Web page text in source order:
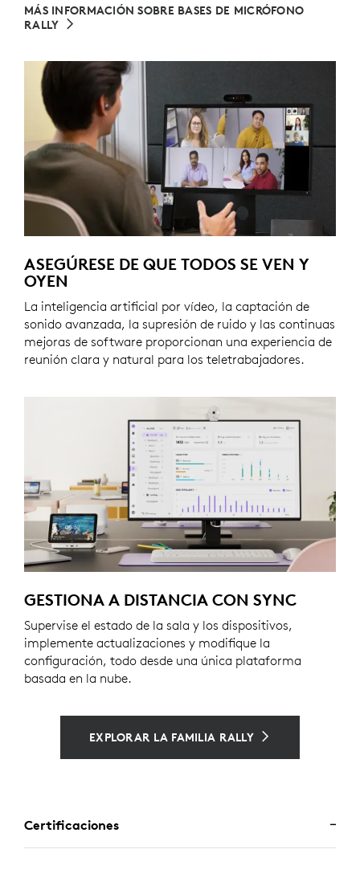
MÁS INFORMACIÓN SOBRE BASES DE MICRÓFONO
RALLY
ASEGÚRESE DE QUE TODOS SE VEN Y
OYEN
La inteligencia artificial por vídeo, la captación de
sonido avanzada, la supresión de ruido y las continuas
mejoras de software proporcionan una experiencia de
reunión clara y natural para los teletrabajadores.
GESTIONA A DISTANCIA CON SYNC
Supervise el estado de la sala y los dispositivos,
implemente actualizaciones y modifique la
configuración, todo desde una única plataforma
basada en la nube.
EXPLORAR LA FAMILIA RALLY
Certificaciones